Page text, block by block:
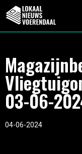
03-06-
04-06-2024